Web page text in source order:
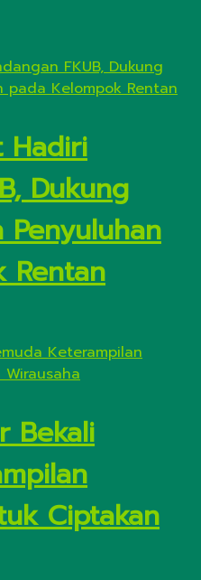
Hadiri
Dukung
Penyuluhan
Rentan
Bekali
Ciptakan